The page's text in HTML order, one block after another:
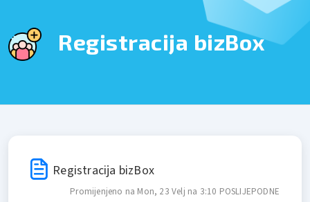
Registracija bizBox
Registracija bizBox
Promijenjeno na Mon, 23 Velj na 3:10 POSLIJEPODNE